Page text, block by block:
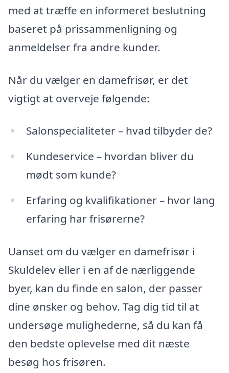
med at træffe en informeret beslutning
baseret på prissammenligning og
anmeldelser fra andre kunder.
Når du vælger en damefrisør, er det
vigtigt at overveje følgende:
Salonspecialiteter – hvad tilbyder de?
Kundeservice – hvordan bliver du
mødt som kunde?
Erfaring og kvalifikationer – hvor lang
erfaring har frisørerne?
Uanset om du vælger en damefrisør i
Skuldelev eller i en af de nærliggende
byer, kan du finde en salon, der passer
dine ønsker og behov. Tag dig tid til at
undersøge mulighederne, så du kan få
den bedste oplevelse med dit næste
besøg hos frisøren.